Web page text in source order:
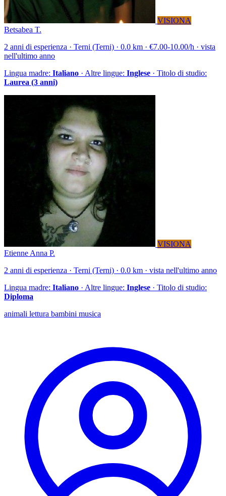
VISIONA
Betsabea T.
2 anni di esperienza · Terni (Terni) · 0.0 km · €7.00-10.00/h · vista
nell'ultimo anno
Lingua madre: Italiano · Altre lingue: Inglese · Titolo di studio:
Laurea (3 anni)
VISIONA
Etienne Anna P.
2 anni di esperienza · Terni (Terni) · 0.0 km · vista nell'ultimo anno
Lingua madre: Italiano · Altre lingue: Inglese · Titolo di studio:
Diploma
animali lettura bambini musica